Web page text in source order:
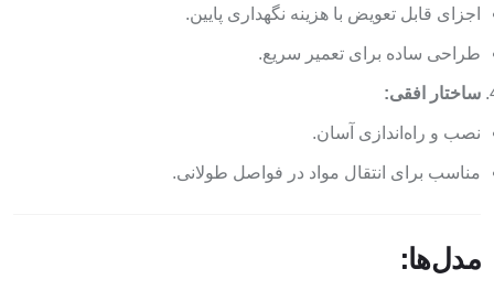
اجزای قابل تعویض با هزینه نگهداری پایین.
طراحی ساده برای تعمیر سریع.
ساختار افقی:
نصب و راه‌اندازی آسان.
مناسب برای انتقال مواد در فواصل طولانی.
مدل‌ها: